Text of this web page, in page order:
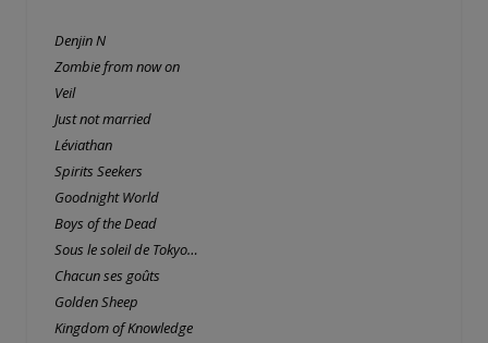
Denjin N
Zombie from now on
Veil
Just not married
Léviathan
Spirits Seekers
Goodnight World
Boys of the Dead
Sous le soleil de Tokyo…
Chacun ses goûts
Golden Sheep
Kingdom of Knowledge